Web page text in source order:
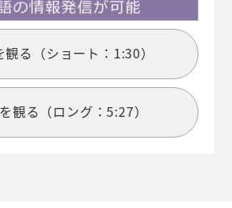
観る（ショート：1:30）
観る（ロング：5:27）